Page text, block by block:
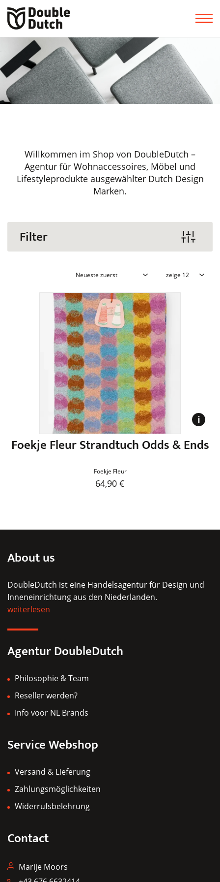
Willkommen im Shop von DoubleDutch –
Agentur für Wohnaccessoires, Möbel und
Lifestyleprodukte ausgewählter Dutch Design
Marken.
Filter
Foekje Fleur Strandtuch Odds & Ends
Foekje Fleur
64,90 €
Optionen
können
gewählt
About us
DoubleDutch ist eine Handelsagentur für Design und
Inneneinrichtung aus den Niederlanden.
weiterlesen
Agentur DoubleDutch
Philosophie & Team
Reseller werden?
Info voor NL Brands
Service Webshop
Versand & Lieferung
Zahlungsmöglichkeiten
Widerrufsbelehrung
Contact
Marije Moors